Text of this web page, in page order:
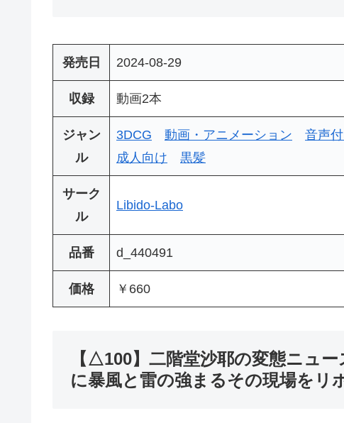
発売日 2024-08-29
収録 動画2本
ジャン
ル
3DCG 動画・アニメーション 音声付
成人向け
黒髪
サーク
ル
Libido-Labo
品番 d_440491
価格 ￥660
【△100】二階堂沙耶の変態ニュ
に暴風と雷の強まるその現場をリ